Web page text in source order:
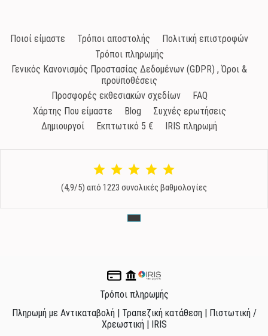
Ποιοί είμαστε Τρόποι αποστολής
Πολιτική επιστροφών
Τρόποι πληρωμής
Γενικός Κανονισμός Προστασίας Δεδομένων (GDPR) , Όροι &
προϋποθέσεις
Προσφορές εκθεσιακών σχεδίων
FAQ
Χάρτης Που είμαστε
Blog
Συχνές ερωτήσεις
Δημιουργοί
Εκπτωτικό 5 € IRIS πληρωμή
(4,9/5) από 1223 συνολικές βαθμολογίες
Τρόποι πληρωμής
Πληρωμή με Αντικαταβολή | Τραπεζική κατάθεση | Πιστωτική /
Χρεωστική | IRIS